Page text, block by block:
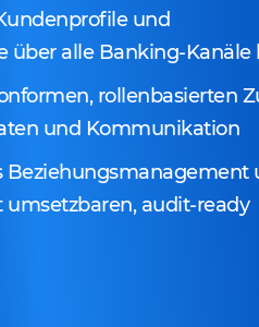
und
über alle Banking-Kanäle
rollenbasierten
und Kommunikation
Beziehungsmanagement
audit-ready